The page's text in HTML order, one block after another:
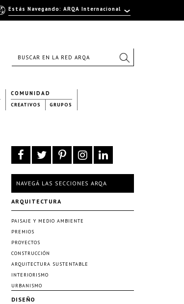
COMUNIDAD
CREATIVOS GRUPOS
NAVEGÁ LAS SECCIONES ARQA
ARQUITECTURA
PAISAJE Y MEDIO AMBIENTE
PREMIOS
PROYECTOS
CONSTRUCCIÓN
ARQUITECTURA SUSTENTABLE
INTERIORISMO
URBANISMO
DISEÑO
Estás Navegando: ARQA Internacional